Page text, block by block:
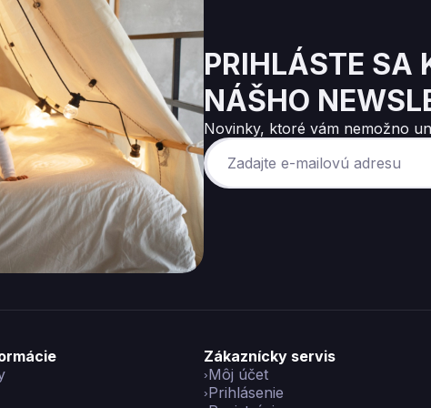
PRIHLÁSTE SA
NÁŠHO
Novinky, ktoré vám nemožno
Zákaznícky servis
Môj účet
Prihlásenie